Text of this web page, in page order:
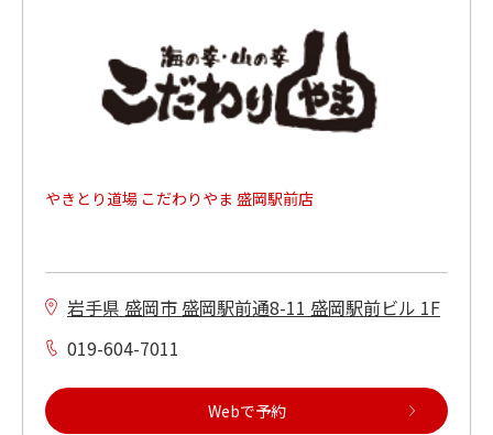
単品飲み放題あり※
食べ放題プランあり 活魚が食べられる
焼肉が食べられる
本格洋食が食べられる
もんじゃ焼きが食べられる
キッズメニューあり
やきとり道場 こだわりやま 盛岡駅前店
岩手県 盛岡市 盛岡駅前通8-11 盛岡駅前ビル 1F
019-604-7011
Webで予約